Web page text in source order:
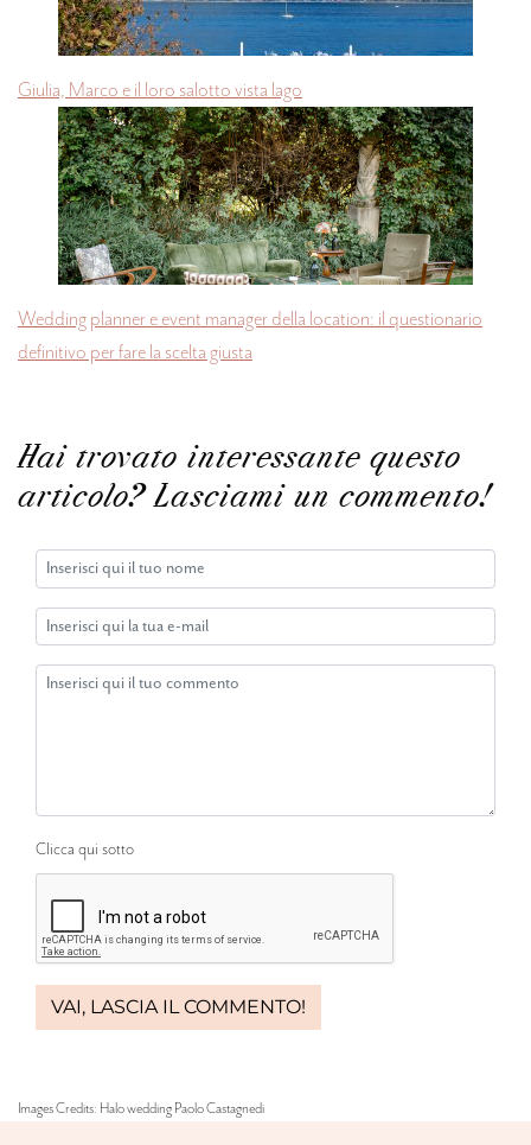
Giulia, Marco e il loro salotto vista lago
Wedding planner e event manager della location: il questionario
definitivo per fare la scelta giusta
Hai trovato interessante questo
articolo? Lasciami un commento!
Clicca qui sotto
Images Credits: Halo wedding Paolo Castagnedi